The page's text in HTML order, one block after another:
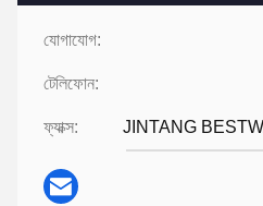
যোগাযোগ:
টেলিফোন:
ফ্যাক্স: JINTANG